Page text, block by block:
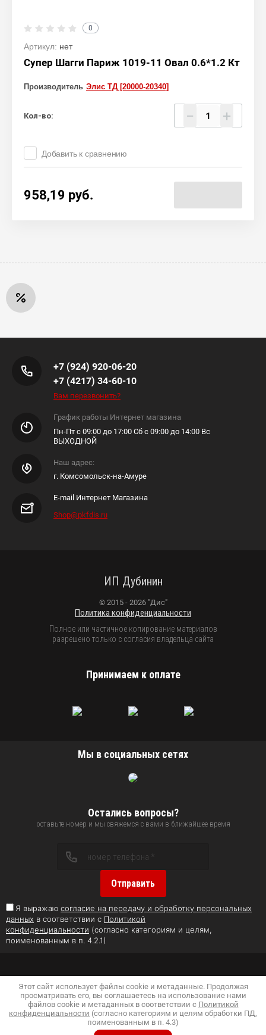
0
Артикул: нет
Супер Шагги Париж 1019-11 Овал 0.6*1.2 Кт
Производитель Элис ТД [20000-20340]
Кол-во: − +
Добавить к сравнению
958,19 руб.
+7 (924) 920-06-20
+7 (4217) 34-60-10
Вам перезвонить?
График работы Интернет магазина
Пн-Пт с 09:00 до 17:00 Сб с 09:00 до 14:00 Вс
ВЫХОДНОЙ
Наш адрес:
г. Комсомольск-на-Амуре
E-mail Интернет Магазина
Shop@pkfdis.ru
ИП Дубинин
© 2015 - 2026 "Дис"
Политика конфиденциальности
Полное или частичное копирование материалов
разрешено только с согласия владельца сайта
Принимаем к оплате
Мы в социальных сетях
Остались вопросы?
оставьте номер и мы свяжемся с вами в ближайшее время
Я выражаю согласие на передачу и обработку персональных
данных в соответствии с Политикой
конфиденциальности (согласно категориям и целям,
поименованным в п. 4.2.1)
Отправить
Этот сайт использует файлы cookie и метаданные. Продолжая
просматривать его, вы соглашаетесь на использование нами
файлов cookie и метаданных в соответствии с Политикой
конфиденциальности (согласно категориям и целям обработки ПД,
поименованным в п. 4.3)